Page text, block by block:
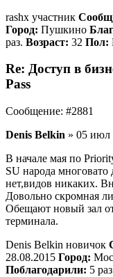
rashx участник
Город: Пушкино
раз. Возраст: 32 Пол:
Re: Доступ в
Pass
Сообщение: #2881
Denis Belkin » 05 июл
В начале мая по
SU народа
нет,видов никаких.
Довольно скромная
Обещают новый зал
терминала.
Denis Belkin новичок
28.08.2015 Город:
Поблагодарили: 5